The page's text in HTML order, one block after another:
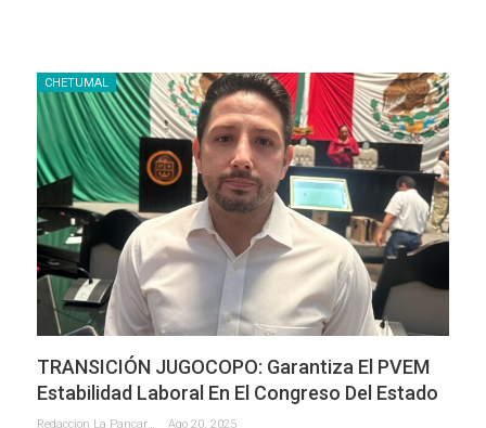
CHETUMAL
TRANSICIÓN JUGOCOPO: Garantiza El PVEM
Estabilidad Laboral En El Congreso Del Estado
Redaccion La Pancarta De Quintana Roo Ago 20, 2025